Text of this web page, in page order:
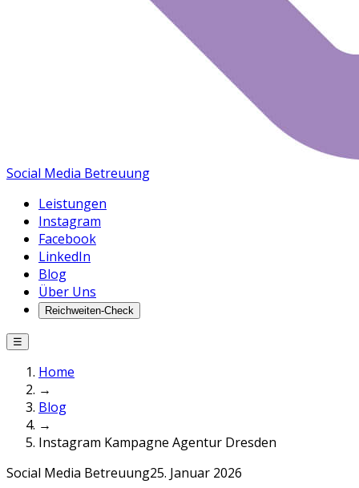
Social Media Betreuung
Leistungen
Instagram
Facebook
LinkedIn
Blog
Über Uns
Reichweiten-Check
☰
Home
→
Blog
→
Instagram Kampagne Agentur Dresden
Social Media Betreuung25. Januar 2026